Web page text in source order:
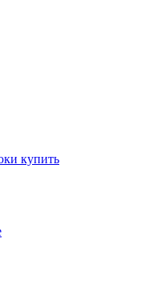
купить